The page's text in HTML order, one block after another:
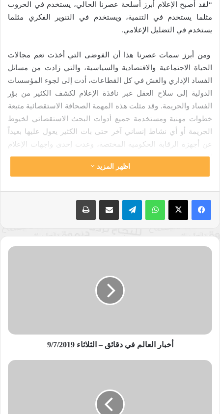
“لقد أصبح الإعلام أبرز أسلحة عصرنا الحالي، يستخدم في الحروب
مثلما يستخدم في التنمية، ويستخدم في التنوير الفكري مثلما
يستخدم في التضليل الإعلامي.
ومن أبرز سمات عصرنا هذا أن الفوضى التي أخذت تعم مجالات
الحياة الاجتماعية والاقتصادية والسياسية، والتي زادت من مسائل
الفساد الإداري والغش في كل القطاعات، أدت إلى لجوء المؤسسات
الدولية إلى سلاح العقل عبر نافذة الإعلام لكشف الكثير من بؤر
الفساد والجريمة. وقد مثلت هذه المهمة الصحافة الاستقصائية متبعة
خطوات مهنية ومستخدمة جميع أدوات البحث الاستقصائي لخيوط
الجريمة أو أي نشاط إنساني آخر حتى بات الكثير يعول عليها بعيداً
عن أجهزة الرقابة الحكومية المختصة، وعدت إحدى واجهات الإعلام
الجديد.
بساط النقاش”.
الإعلام وصناعة العقول
محمد ابدراني
اظهر المزيد
واتساب تيلقرام مشاركة عبر البريد طباعة
أخبار
أخبار العالم في دقائق – الثلاثاء 9/7/2019
أربعون